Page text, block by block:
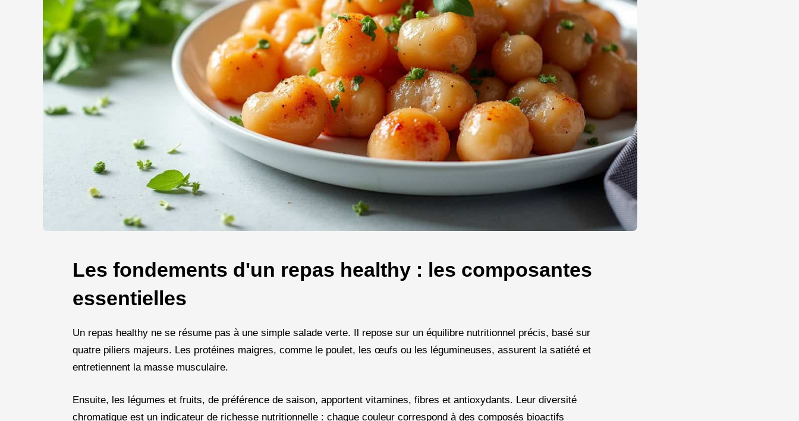
Les fondements d'un repas healthy : les composantes
essentielles
Un repas healthy ne se résume pas à une simple salade verte. Il repose sur un équilibre nutritionnel précis, basé sur
quatre piliers majeurs. Les protéines maigres, comme le poulet, les œufs ou les légumineuses, assurent la satiété et
entretiennent la masse musculaire.
Ensuite, les légumes et fruits, de préférence de saison, apportent vitamines, fibres et antioxydants. Leur diversité
chromatique est un indicateur de richesse nutritionnelle : chaque couleur correspond à des composés bioactifs